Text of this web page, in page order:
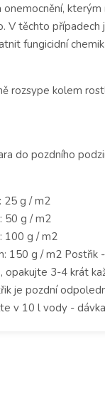
kterým
V těchto případech
fungicidní
rozsype kolem
do pozdního
25 g / m2
50 g / m2
100 g / m2
150 g / m2 Postřik
opakujte 3-4 krát
je pozdní
v 10 l vody -